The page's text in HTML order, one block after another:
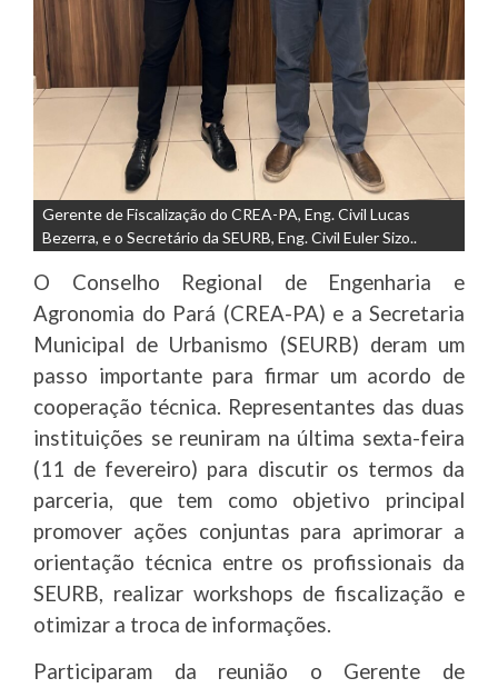
Gerente de Fiscalização do CREA-PA, Eng. Civil Lucas
Bezerra, e o Secretário da SEURB, Eng. Civil Euler Sizo..
O Conselho Regional de Engenharia e
Agronomia do Pará (CREA-PA) e a Secretaria
Municipal de Urbanismo (SEURB) deram um
passo importante para firmar um acordo de
cooperação técnica. Representantes das duas
instituições se reuniram na última sexta-feira
(11 de fevereiro) para discutir os termos da
parceria, que tem como objetivo principal
promover ações conjuntas para aprimorar a
orientação técnica entre os profissionais da
SEURB, realizar workshops de fiscalização e
otimizar a troca de informações.
Participaram da reunião o Gerente de